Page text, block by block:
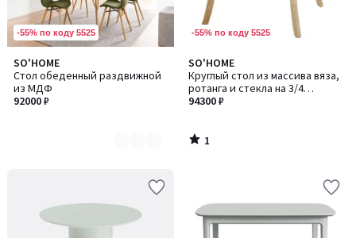
-55% по коду 5525
SO'HOME
Стол обеденный раздвижной
из МДФ
92000 ₽
Количество
цветов:
2
-55% по коду 5525
SO'HOME
Круглый стол из массива вяза,
ротанга и стекла на 3/4
персоны
94300 ₽
1
/
5
1
/